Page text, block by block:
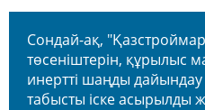
Сондай-ақ,
төсеніштерін, құрылыс
инертті шаңды
табысты іске асырылды